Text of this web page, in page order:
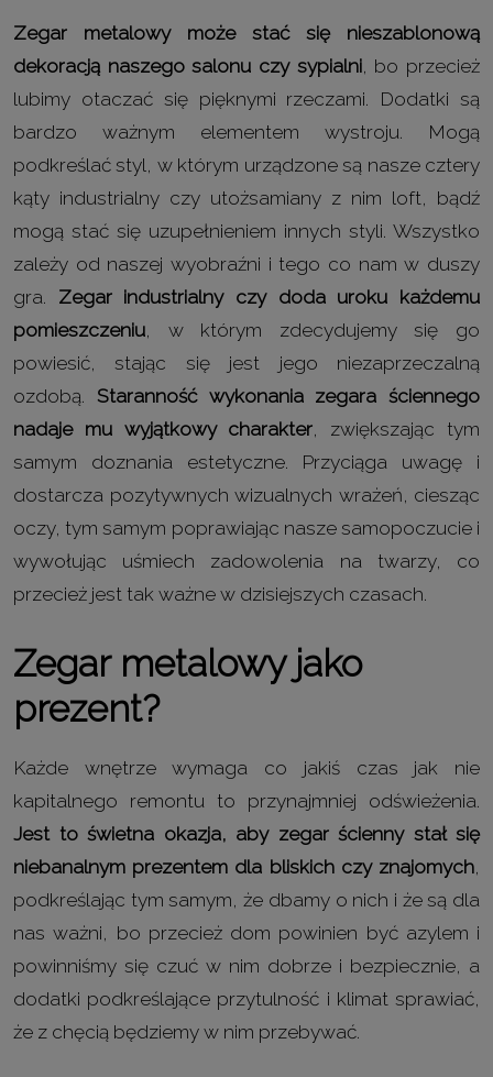
Zegar metalowy może stać się nieszablonową
dekoracją naszego salonu czy sypialni, bo przecież
lubimy otaczać się pięknymi rzeczami. Dodatki są
bardzo ważnym elementem wystroju. Mogą
podkreślać styl, w którym urządzone są nasze cztery
kąty industrialny czy utożsamiany z nim loft, bądź
mogą stać się uzupełnieniem innych styli. Wszystko
zależy od naszej wyobraźni i tego co nam w duszy
gra. Zegar industrialny czy doda uroku każdemu
pomieszczeniu, w którym zdecydujemy się go
powiesić, stając się jest jego niezaprzeczalną
ozdobą. Staranność wykonania zegara ściennego
nadaje mu wyjątkowy charakter, zwiększając tym
samym doznania estetyczne. Przyciąga uwagę i
dostarcza pozytywnych wizualnych wrażeń, ciesząc
oczy, tym samym poprawiając nasze samopoczucie i
wywołując uśmiech zadowolenia na twarzy, co
przecież jest tak ważne w dzisiejszych czasach.
Zegar metalowy jako
prezent?
Każde wnętrze wymaga co jakiś czas jak nie
kapitalnego remontu to przynajmniej odświeżenia.
Jest to świetna okazja, aby zegar ścienny stał się
niebanalnym prezentem dla bliskich czy znajomych
podkreślając tym samym, że dbamy o nich i że są dla
nas ważni, bo przecież dom powinien być azylem i
powinniśmy się czuć w nim dobrze i bezpiecznie, a
dodatki podkreślające przytulność i klimat sprawiać,
że z chęcią będziemy w nim przebywać.